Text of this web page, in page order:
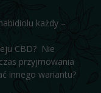
każdy –
CBD? Nie
przyjmowania
innego wariantu?